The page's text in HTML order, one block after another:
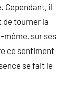
Cependant, il
de tourner la
même, sur ses
ce sentiment
se fait le